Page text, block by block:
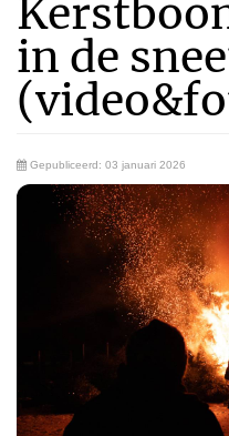
in de
Gepubliceerd: 03 januari 2026